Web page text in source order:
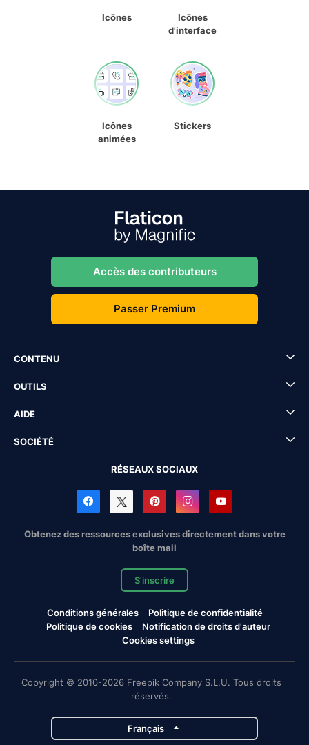
Icônes
Icônes
d'interface
Icônes
animées
Stickers
Accès des contributeurs
Passer Premium
CONTENU
OUTILS
AIDE
SOCIÉTÉ
RÉSEAUX SOCIAUX
Obtenez des ressources exclusives directement dans votre
boîte mail
S'inscrire
Conditions générales
Politique de confidentialité
Politique de cookies
Notification de droits d'auteur
Cookies settings
Copyright © 2010-2026 Freepik Company S.L.U. Tous droits
réservés.
Français